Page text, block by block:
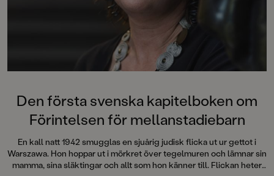
Den första svenska kapitelboken om
Förintelsen för mellanstadiebarn
En kall natt 1942 smugglas en sjuårig judisk flicka ut ur gettot i
Warszawa. Hon hoppar ut i mörkret över tegelmuren och lämnar sin
mamma, sina släktingar och allt som hon känner till. Flickan heter